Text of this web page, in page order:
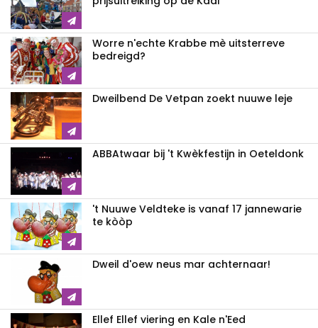
Worre n'echte Krabbe mè uitsterreve
bedreigd?
Dweilbend De Vetpan zoekt nuuwe leje
ABBAtwaar bij 't Kwèkfestijn in Oeteldonk
't Nuuwe Veldteke is vanaf 17 jannewarie
te kòòp
Dweil d'oew neus mar achternaar!
Ellef Ellef viering en Kale n'Eed